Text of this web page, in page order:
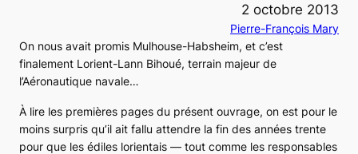
2 octobre 2013
Pierre-François Mary
On nous avait promis Mulhouse-Habsheim, et c’est
finalement Lorient-Lann Bihoué, terrain majeur de
l’Aéronautique navale…
À lire les premières pages du présent ouvrage, on est pour le
moins surpris qu’il ait fallu attendre la fin des années trente
pour que les édiles lorientais ― tout comme les responsables